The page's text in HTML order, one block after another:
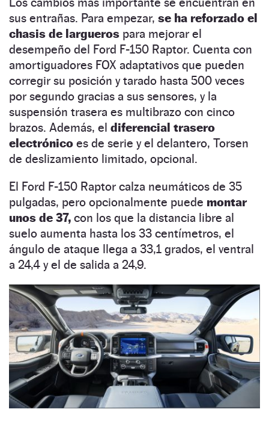
sus entrañas. Para empezar, se ha reforzado el
chasis de largueros para mejorar el
desempeño del Ford F-150 Raptor. Cuenta con
amortiguadores FOX adaptativos que pueden
corregir su posición y tarado hasta 500 veces
por segundo gracias a sus sensores, y la
suspensión trasera es multibrazo con cinco
brazos. Además, el diferencial trasero
electrónico es de serie y el delantero, Torsen
de deslizamiento limitado, opcional.
El Ford F-150 Raptor calza neumáticos de 35
pulgadas, pero opcionalmente puede montar
unos de 37, con los que la distancia libre al
suelo aumenta hasta los 33 centímetros, el
ángulo de ataque llega a 33,1 grados, el ventral
a 24,4 y el de salida a 24,9.